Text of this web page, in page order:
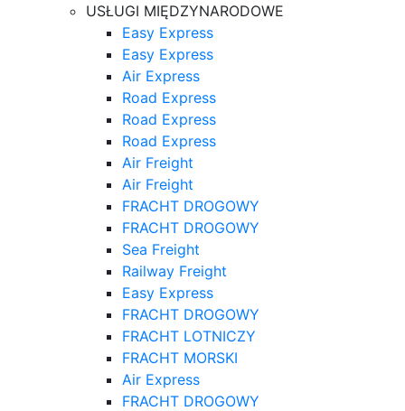
USŁUGI MIĘDZYNARODOWE
Easy Express
Easy Express
Air Express
Road Express
Road Express
Road Express
Air Freight
Air Freight
FRACHT DROGOWY
FRACHT DROGOWY
Sea Freight
Railway Freight
Easy Express
FRACHT DROGOWY
FRACHT LOTNICZY
FRACHT MORSKI
Air Express
FRACHT DROGOWY